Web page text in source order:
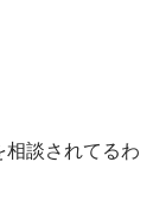
相談されてるわ